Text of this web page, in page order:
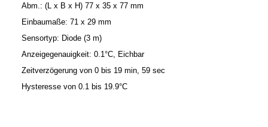
Abm.: (L x B x H) 77 x 35 x 77 mm
Einbaumaße: 71 x 29 mm
Sensortyp: Diode (3 m)
Anzeigegenauigkeit: 0.1°C,
Eichbar
Zeitverzögerung von 0 bis 19 min, 59 sec
Hysteresse von 0.1 bis 19.9°C